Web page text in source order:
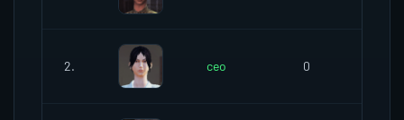
2. ceo 0